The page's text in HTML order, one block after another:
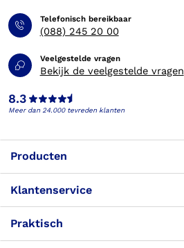
Telefonisch bereikbaar
(088) 245 20 00
Veelgestelde vragen
Bekijk de veelgestelde vragen
8.3
Meer dan 24.000 tevreden klanten
Producten
Klantenservice
Praktisch